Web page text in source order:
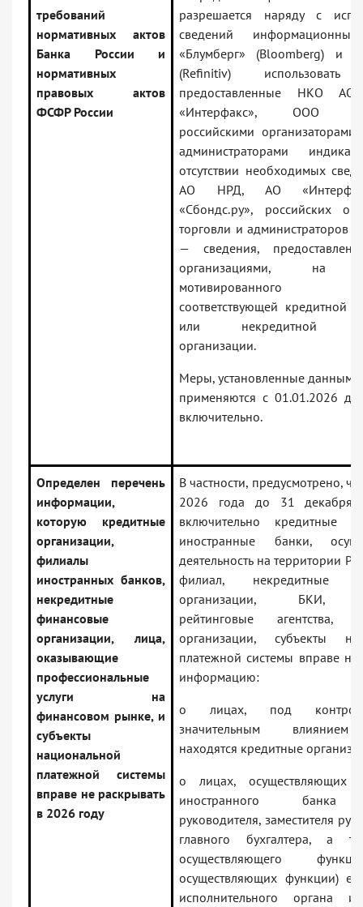
требований
нормативных актов
Банка России и
нормативных
правовых актов
ФСФР России
разрешается наряду с
сведений
«Блумберг» (Bloomberg) и
(Refinitiv) использовать
предоставленные НКО
«Интерфакс», ООО
российскими организаторами
администраторами
отсутствии необходимых
АО НРД, АО
«Сбондс.ру», российских
торговли и администраторов
— сведения,
организациями, на
мотивированного
соответствующей кредитной
или некредитной
организации.
Меры, установленные данным
применяются с 01.01.2026
включительно.
Определен перечень
информации,
которую кредитные
организации,
филиалы
иностранных банков,
некредитные
финансовые
организации, лица,
оказывающие
профессиональные
услуги на
финансовом рынке, и
субъекты
национальной
платежной системы
вправе не раскрывать
в 2026 году
В частности, предусмотрено,
2026 года до 31 декабря
включительно кредитные
иностранные банки,
деятельность на территории
филиал, некредитные
организации, БКИ,
рейтинговые агентства,
организации, субъекты
платежной системы вправе не
информацию:
о лицах, под
значительным
находятся кредитные
о лицах, осуществляющих
иностранного банка
руководителя, заместителя
главного бухгалтера, а
осуществляющего
осуществляющих функции)
исполнительного органа